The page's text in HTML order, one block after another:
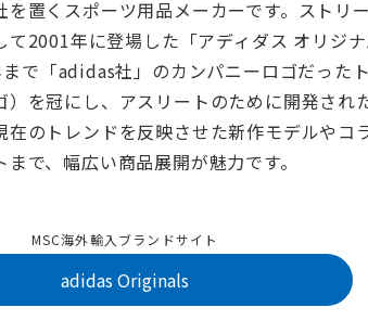
置くスポーツ用品メーカーです。ストリ
2001年に登場した「アディダス オリジナ
で「adidas社」のカンパニーロゴだった
）を冠にし、アスリートのために開発され
在のトレンドを反映させた新作モデルやコ
で、幅広い商品展開が魅力です。
MSC海外輸入ブランドサイト
adidas Originals